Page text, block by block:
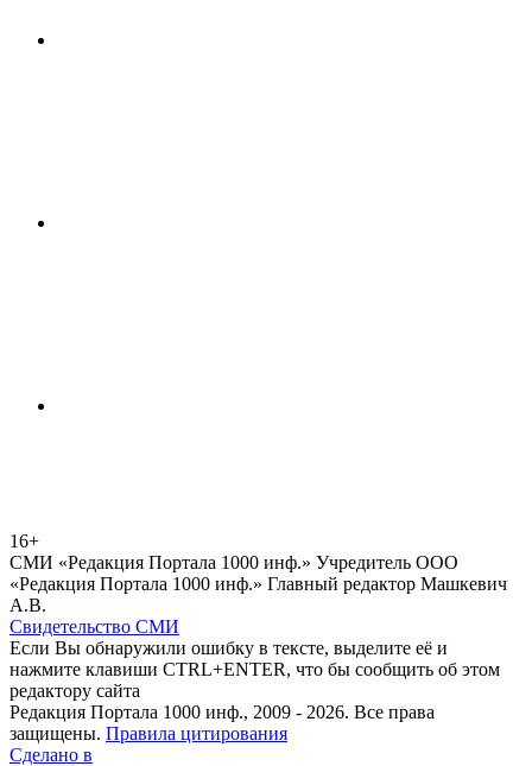
16+
СМИ «Редакция Портала 1000 инф.» Учредитель ООО
«Редакция Портала 1000 инф.» Главный редактор Машкевич
А.В.
Свидетельство СМИ
Если Вы обнаружили ошибку в тексте, выделите её и
нажмите клавиши CTRL+ENTER, что бы сообщить об этом
редактору сайта
Редакция Портала 1000 инф., 2009 - 2026. Все права
защищены. Правила цитирования
Сделано в